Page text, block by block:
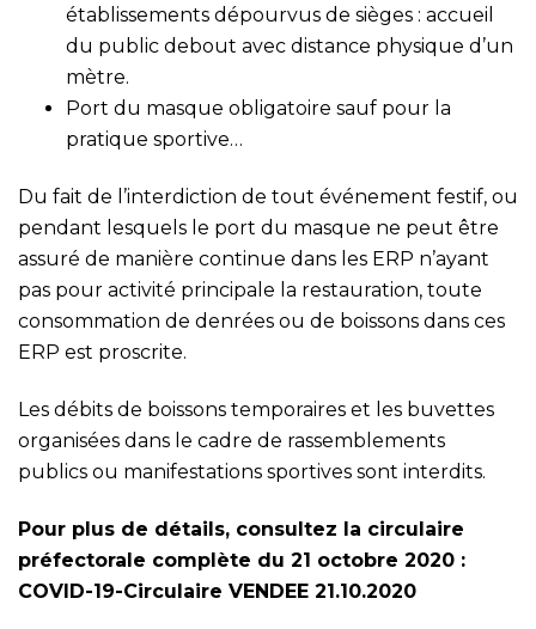
établissements dépourvus de sièges : accueil
du public debout avec distance physique d’un
mètre.
Port du masque obligatoire sauf pour la
pratique sportive…
Du fait de l’interdiction de tout événement festif, ou
pendant lesquels le port du masque ne peut être
assuré de manière continue dans les ERP n’ayant
pas pour activité principale la restauration, toute
consommation de denrées ou de boissons dans ces
ERP est proscrite.
Les débits de boissons temporaires et les buvettes
organisées dans le cadre de rassemblements
publics ou manifestations sportives sont interdits.
Pour plus de détails, consultez la circulaire
préfectorale complète du 21 octobre 2020 :
COVID-19-Circulaire VENDEE 21.10.2020